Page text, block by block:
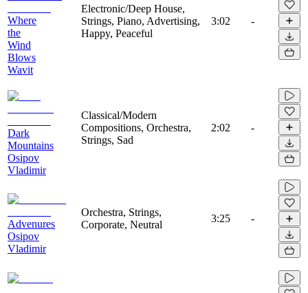
Where
the
Wind
Blows
Wavit
Electronic/Deep House,
Strings, Piano, Advertising,
Happy, Peaceful
3:02 -
Dark
Mountains
Osipov
Vladimir
Classical/Modern
Compositions, Orchestra,
Strings, Sad
2:02 -
Advenures
Osipov
Vladimir
Orchestra, Strings,
Corporate, Neutral
3:25 -